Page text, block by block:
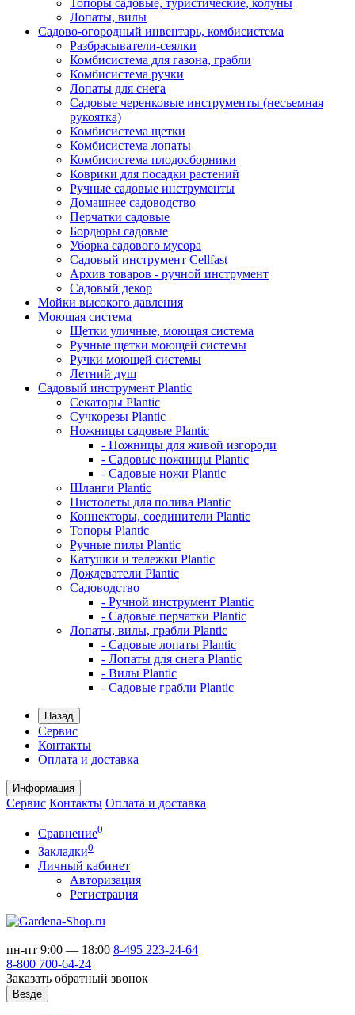
Топоры садовые, туристические, колуны
Лопаты, вилы
Садово-огородный инвентарь, комбисистема
Разбрасыватели-сеялки
Комбисистема для газона, грабли
Комбисистема ручки
Лопаты для снега
Садовые черенковые инструменты (несъемная
рукоятка)
Комбисистема щетки
Комбисистема лопаты
Комбисистема плодосборники
Коврики для посадки растений
Ручные садовые инструменты
Домашнее садоводство
Перчатки садовые
Бордюры садовые
Уборка садового мусора
Садовый инструмент Cellfast
Архив товаров - ручной инструмент
Садовый декор
Мойки высокого давления
Моющая система
Щетки уличные, моющая система
Ручные щетки моющей системы
Ручки моющей системы
Летний душ
Садовый инструмент Plantic
Секаторы Plantic
Сучкорезы Plantic
Ножницы садовые Plantic
- Ножницы для живой изгороди
- Садовые ножницы Plantic
- Садовые ножи Plantic
Шланги Plantic
Пистолеты для полива Plantic
Коннекторы, соединители Plantic
Топоры Plantic
Ручные пилы Plantic
Катушки и тележки Plantic
Дождеватели Plantic
Садоводство
- Ручной инструмент Plantic
- Садовые перчатки Plantic
Лопаты, вилы, грабли Plantic
- Садовые лопаты Plantic
- Лопаты для снега Plantic
- Вилы Plantic
- Садовые грабли Plantic
Назад
Сервис
Контакты
Оплата и доставка
Информация
Сервис Контакты Оплата и доставка
Сравнение0
Закладки0
Личный кабинет
Авторизация
Регистрация
пн-пт 9:00 — 18:00 8-495 223-24-64
8-800 700-64-24
Заказать обратный звонок
Везде